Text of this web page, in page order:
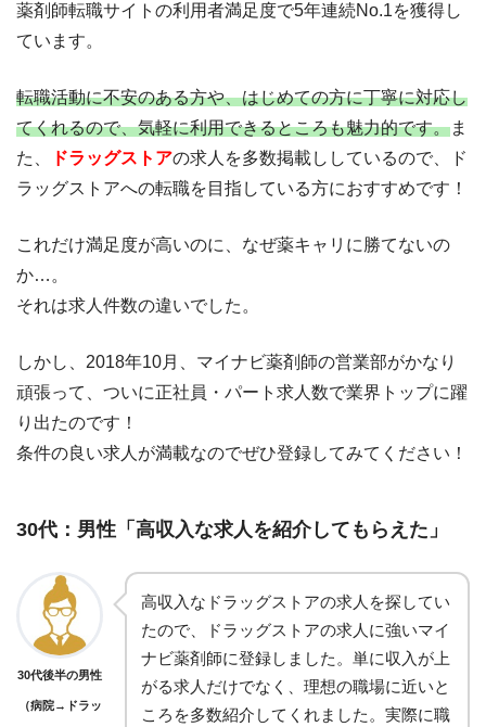
薬剤師転職サイトの利用者満足度で5年連続No.1を獲得し
ています。
転職活動に不安のある方や、はじめての方に丁寧に対応し
てくれるので、気軽に利用できるところも魅力的です。ま
た、
ドラッグストアの求人を多数掲載ししているので、ド
ラッグストアへの転職を目指している方におすすめです！
これだけ満足度が高いのに、なぜ薬キャリに勝てないの
か…。
それは求人件数の違いでした。
しかし、2018年10月、マイナビ薬剤師の営業部がかなり
頑張って、ついに正社員・パート求人数で業界トップに躍
り出たのです！
条件の良い求人が満載なのでぜひ登録してみてください！
30代：男性「高収入な求人を紹介してもらえた」
30代後半の男性
（病院→ドラッ
高収入なドラッグストアの求人を探してい
たので、ドラッグストアの求人に強いマイ
ナビ薬剤師に登録しました。単に収入が上
がる求人だけでなく、理想の職場に近いと
ころを多数紹介してくれました。実際に職